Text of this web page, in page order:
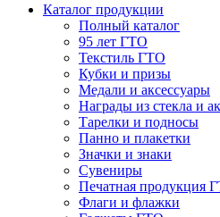
Каталог продукции
Полный каталог
95 лет ГТО
Текстиль ГТО
Кубки и призы
Медали и аксессуары
Награды из стекла и
Тарелки и подносы
Панно и плакетки
Значки и знаки
Сувениры
Печатная продукция
Флаги и флажки